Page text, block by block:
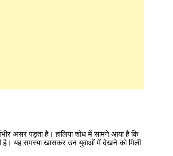
असर पड़ता है। हालिया शोध में सामने आया है कि
है। यह समस्या खासकर उन युवाओं में देखने को मिली